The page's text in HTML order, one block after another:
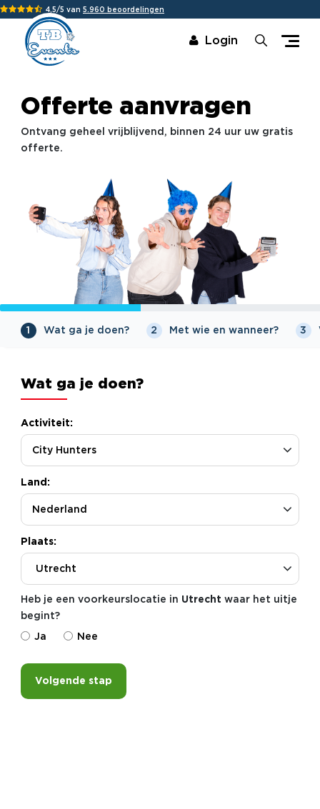
4,5/5 van 5.960 beoordelingen
Login
Offerte aanvragen
Ontvang geheel vrijblijvend, binnen 24 uur uw gratis
offerte.
1 Wat ga je doen? 2 Met wie en wanneer? 3
Wat ga je doen?
Activiteit:
Land:
Plaats:
Utrecht
Heb je een voorkeurslocatie in Utrecht waar het uitje
begint?
Ja Nee
Volgende stap